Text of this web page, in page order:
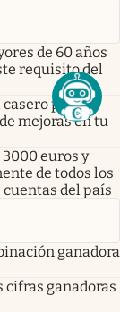
de 60 años
requisito del
puede
mejoras en tu
euros y
de todos los
del país
ganadora
cifras ganadoras